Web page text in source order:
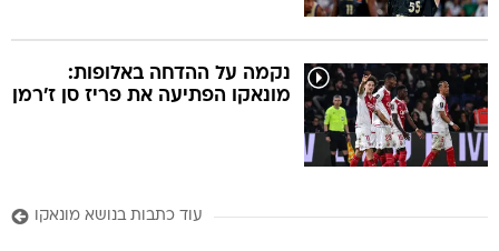
נקמה על ההדחה באלופות:
מונאקו הפתיעה את פריז סן ז'רמן
עוד כתבות בנושא מונאקו